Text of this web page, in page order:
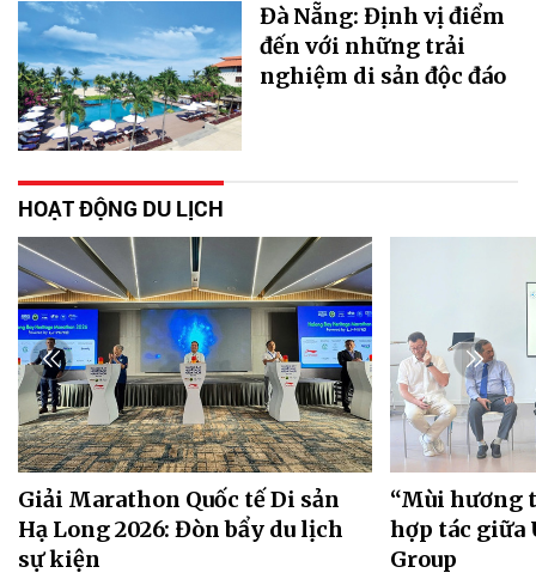
Đà Nẵng: Định vị điểm
đến với những trải
nghiệm di sản độc đáo
HOẠT ĐỘNG DU LỊCH
Giải Marathon Quốc tế Di sản
Hạ Long 2026: Đòn bẩy du lịch
sự kiện
“Mùi hương
hợp tác giữa
Group